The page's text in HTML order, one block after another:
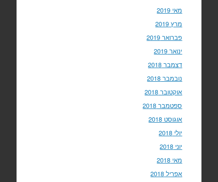
מאי 2019
מרץ 2019
פברואר 2019
ינואר 2019
דצמבר 2018
נובמבר 2018
אוקטובר 2018
ספטמבר 2018
אוגוסט 2018
יולי 2018
יוני 2018
מאי 2018
אפריל 2018